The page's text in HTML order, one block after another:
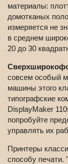
материалы:
домотканых
измеряется не
в среднем
20 до 30
совсем особый
машины этого
типографские
DisplayMaker
попробуйте
управлять их
Принтеры
способу